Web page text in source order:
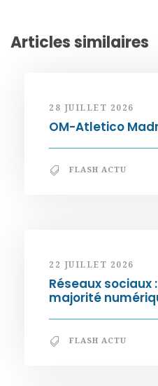
Articles similaires
28 JUILLET 2026
OM-Atletico
FLASH ACTU
22 JUILLET 2026
Réseaux sociaux
majorité
FLASH ACTU